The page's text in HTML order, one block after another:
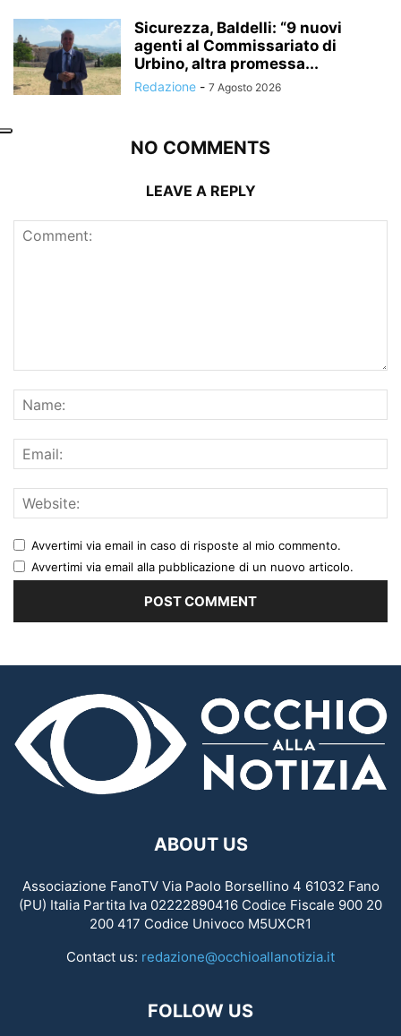
Sicurezza, Baldelli: “9 nuovi
agenti al Commissariato di
Urbino, altra promessa...
Redazione - 7 Agosto 2026
NO COMMENTS
LEAVE A REPLY
Avvertimi via email in caso di risposte al mio commento.
Avvertimi via email alla pubblicazione di un nuovo articolo.
ABOUT US
Associazione FanoTV Via Paolo Borsellino 4 61032 Fano
(PU) Italia Partita Iva 02222890416 Codice Fiscale 900 20
200 417 Codice Univoco M5UXCR1
Contact us: redazione@occhioallanotizia.it
FOLLOW US